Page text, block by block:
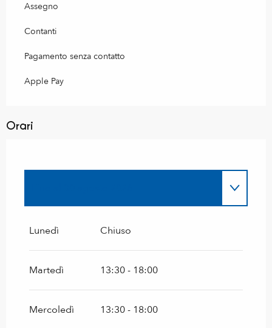
Assegno
Contanti
Pagamento senza contatto
Apple Pay
Orari
2 maggio 2026
Dal5 settembre 2026al27 settembre
2026
Lunedì Chiuso
Martedì 13:30 - 18:00
Mercoledì 13:30 - 18:00